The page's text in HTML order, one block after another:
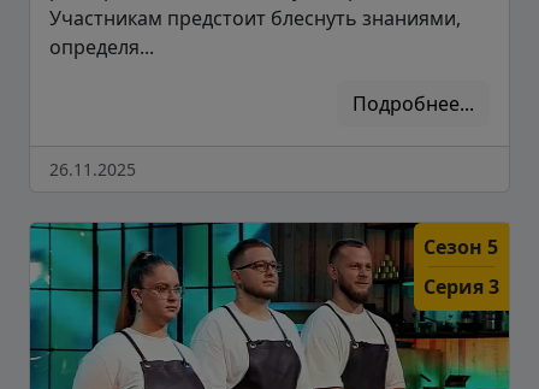
Участникам предстоит блеснуть знаниями,
определя...
Подробнее...
26.11.2025
Сезон 5
Серия 3